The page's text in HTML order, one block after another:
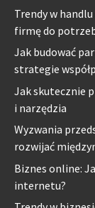
Trendy w
firmę do
Jak budować
strategie
Jak skutecznie
i narzędzia
Wyzwania
rozwijać
Biznes online:
internetu?